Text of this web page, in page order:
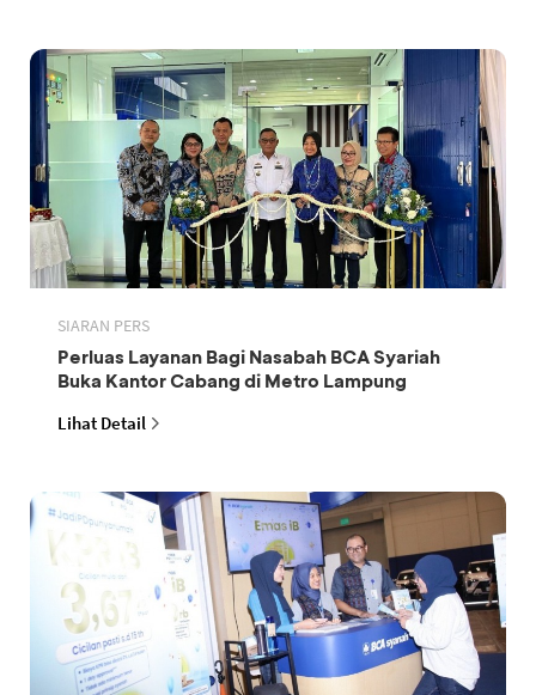
SIARAN PERS
Perluas Layanan Bagi Nasabah BCA Syariah
Buka Kantor Cabang di Metro Lampung
Lihat Detail